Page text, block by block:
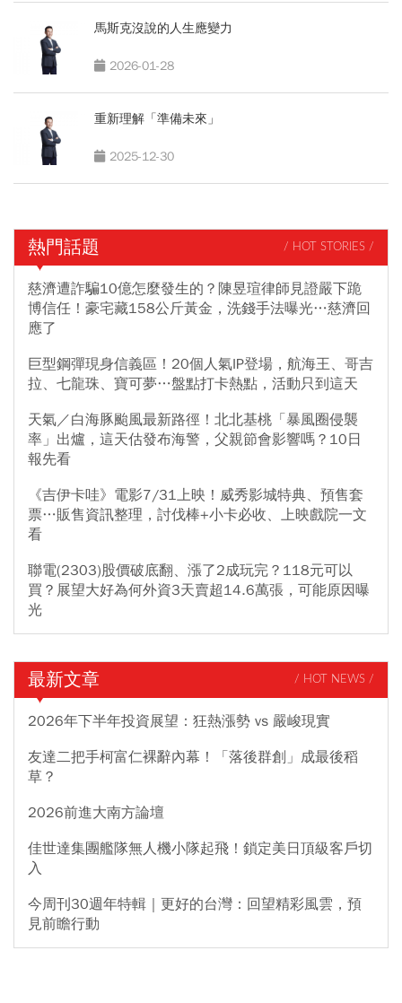
馬斯克沒說的人生應變力
2026-01-28
重新理解「準備未來」
2025-12-30
熱門話題 / HOT STORIES /
慈濟遭詐騙10億怎麼發生的？陳昱瑄律師見證嚴下跪
博信任！豪宅藏158公斤黃金，洗錢手法曝光…慈濟回
應了
巨型鋼彈現身信義區！20個人氣IP登場，航海王、哥吉
拉、七龍珠、寶可夢…盤點打卡熱點，活動只到這天
天氣／白海豚颱風最新路徑！北北基桃「暴風圈侵襲
率」出爐，這天估發布海警，父親節會影響嗎？10日
報先看
《吉伊卡哇》電影7/31上映！威秀影城特典、預售套
票…販售資訊整理，討伐棒+小卡必收、上映戲院一文
看
聯電(2303)股價破底翻、漲了2成玩完？118元可以
買？展望大好為何外資3天賣超14.6萬張，可能原因曝
光
最新文章 / HOT NEWS /
2026年下半年投資展望：狂熱漲勢 vs 嚴峻現實
友達二把手柯富仁裸辭內幕！「落後群創」成最後稻
草？
2026前進大南方論壇
佳世達集團艦隊無人機小隊起飛！鎖定美日頂級客戶切
入
今周刊30週年特輯｜更好的台灣：回望精彩風雲，預
見前瞻行動